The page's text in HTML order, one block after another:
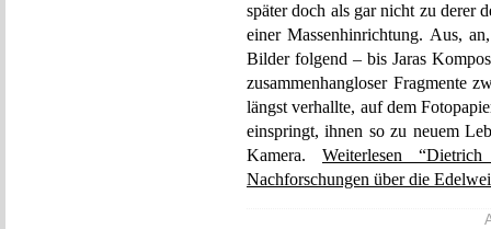
später doch als gar nicht zu derer
einer Massenhinrichtung. Aus,
Bilder folgend – bis Jaras
zusammenhangloser Fragmente
längst verhallte, auf dem
einspringt, ihnen so zu neuem
Kamera. Weiterlesen
Nachforschungen über die